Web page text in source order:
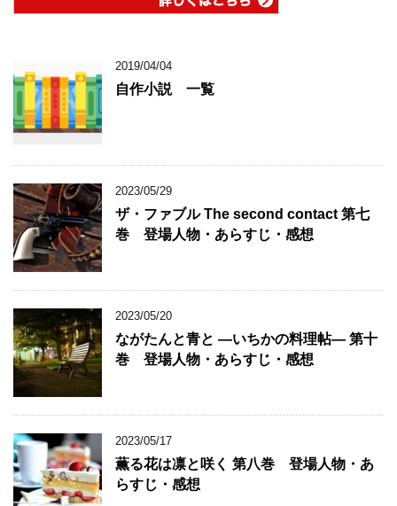
2019/04/04
自作小説 一覧
2023/05/29
ザ・ファブル The second contact 第七
巻 登場人物・あらすじ・感想
2023/05/20
ながたんと青と ―いちかの料理帖― 第十
巻 登場人物・あらすじ・感想
2023/05/17
薫る花は凛と咲く 第八巻 登場人物・あ
らすじ・感想